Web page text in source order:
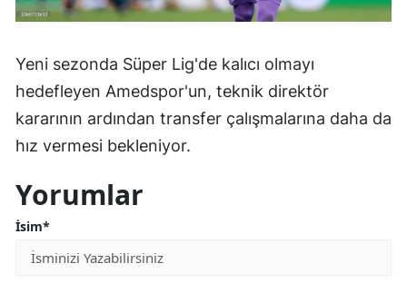
Yeni sezonda Süper Lig'de kalıcı olmayı
hedefleyen Amedspor'un, teknik direktör
kararının ardından transfer çalışmalarına daha da
hız vermesi bekleniyor.
Yorumlar
İsim*